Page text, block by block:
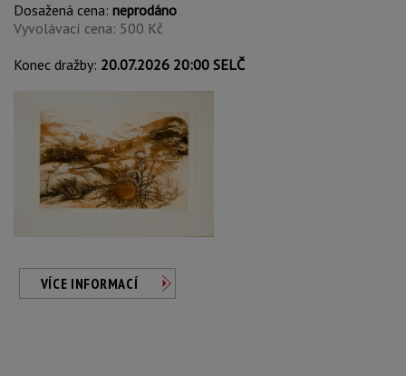
Dosažená cena: neprodáno
Vyvolávací cena: 500 Kč
Konec dražby: 20.07.2026 20:00 SELČ
VÍCE INFORMACÍ